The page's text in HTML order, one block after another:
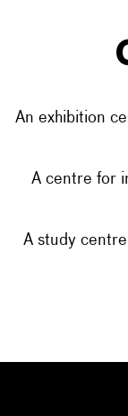
An exhibition
A centre for
A study